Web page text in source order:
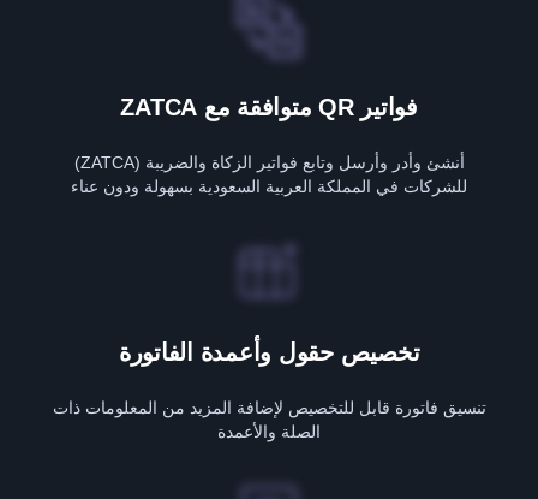
فواتير QR متوافقة مع ZATCA
أنشئ وأدر وأرسل وتابع فواتير الزكاة والضريبة (ZATCA)
للشركات في المملكة العربية السعودية بسهولة ودون عناء
تخصيص حقول وأعمدة الفاتورة
تنسيق فاتورة قابل للتخصيص لإضافة المزيد من المعلومات ذات
الصلة والأعمدة